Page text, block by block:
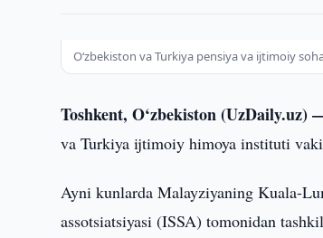
O‘zbekiston va Turkiya pensiya va ijtimoiy
Toshkent, O‘zbekiston
va Turkiya ijtimoiy himoya instituti
Ayni kunlarda Malayziyaning Kuala-
assotsiatsiyasi (ISSA) tomonidan